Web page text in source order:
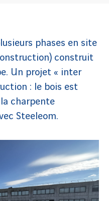
phases en site
construit
Un projet « inter
: le bois est
charpente
Steeleom.